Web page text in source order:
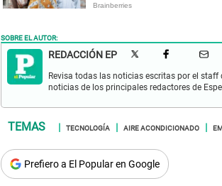
SOBRE EL AUTOR:
REDACCIÓN EP
Revisa todas las noticias escritas por el
noticias de los principales redactores de
TECNOLOGÍA AIRE ACONDICIONADO
Prefiero a El Popular en Google